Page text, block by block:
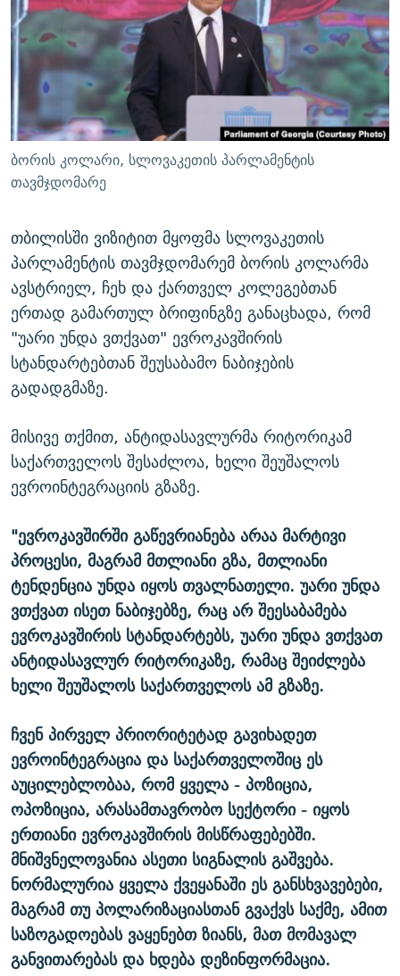
ᲛᲝᲚᲐᲞᲐᲠᲐᲙᲔ ᲢᲔᲥᲡᲢᲔᲑᲘ
ᲨᲘᲜ - ᲣᲪᲮᲝᲔᲗᲨᲘ
ᲚᲘᲢᲔᲠᲐᲢᲣᲠᲣᲚᲘ ᲬᲐᲮᲜᲐᲒᲔᲑᲘ
ᲐᲛᲔᲠᲘᲙᲣᲚᲘ ᲛᲝᲗᲮᲠᲝᲑᲐ
ᲘᲛᲞᲔᲠᲘᲐ ᲓᲐ ᲠᲐᲓᲘᲝ
ᲩᲔᲛᲘ ᲡᲘᲙᲕᲓᲘᲚᲘᲡ ᲛᲘᲖᲔᲖᲘᲐ COVID-19
11 ᲬᲔᲚᲘ - 11 ᲐᲛᲑᲐᲕᲘ
ᲡᲐᲞᲐᲠᲚᲐᲛᲔᲜᲢᲝ ᲐᲠᲩᲔᲕᲜᲔᲑᲘᲡ ᲘᲡᲢᲝᲠᲘᲐ
ᲑᲐᲕᲨᲕᲔᲑᲘ ᲞᲠᲝᲡᲢᲘᲢᲣᲪᲘᲐᲨᲘ - ᲐᲛᲝᲣᲗᲥᲛᲔᲚᲘ ᲐᲛᲑᲐᲕᲘ
5 ᲐᲛᲑᲐᲕᲘ - 20 ᲘᲕᲜᲘᲡᲡ ᲓᲐᲨᲐᲕᲔᲑᲣᲚᲔᲑᲘ
ᲐᲒᲕᲘᲡᲢᲝᲡ ᲝᲛᲘ
ᲒᲐᲛᲝᲘᲬᲔᲠᲔ
რთე/რთ-ის ყველა საიტი
ბორის კოლარი, სლოვაკეთის პარლამენტის
თავმჯდომარე
თბილისში ვიზიტით მყოფმა სლოვაკეთის
პარლამენტის თავმჯდომარემ ბორის კოლარმა
ავსტრიელ, ჩეხ და ქართველ კოლეგებთან
ერთად გამართულ ბრიფინგზე განაცხადა, რომ
"უარი უნდა ვთქვათ" ევროკავშირის
სტანდარტებთან შეუსაბამო ნაბიჯების
გადადგმაზე.
მისივე თქმით, ანტიდასავლურმა რიტორიკამ
საქართველოს შესაძლოა, ხელი შეუშალოს
ევროინტეგრაციის გზაზე.
"ევროკავშირში გაწევრიანება არაა მარტივი
პროცესი, მაგრამ მთლიანი გზა, მთლიანი
ტენდენცია უნდა იყოს თვალნათელი. უარი უნდა
ვთქვათ ისეთ ნაბიჯებზე, რაც არ შეესაბამება
ევროკავშირის სტანდარტებს, უარი უნდა ვთქვათ
ანტიდასავლურ რიტორიკაზე, რამაც შეიძლება
ხელი შეუშალოს საქართველოს ამ გზაზე.
ჩვენ პირველ პრიორიტეტად გავიხადეთ
ევროინტეგრაცია და საქართველოშიც ეს
აუცილებლობაა, რომ ყველა - პოზიცია,
ოპოზიცია, არასამთავრობო სექტორი - იყოს
ერთიანი ევროკავშირის მისწრაფებებში.
მნიშვნელოვანია ასეთი სიგნალის გაშვება.
ნორმალურია ყველა ქვეყანაში ეს განსხვავებები,
მაგრამ თუ პოლარიზაციასთან გვაქვს საქმე, ამით
საზოგადოებას ვაყენებთ ზიანს, მათ მომავალ
განვითარებას და ხდება დეზინფორმაცია.